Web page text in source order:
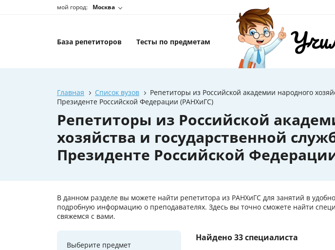
мой город: Москва
База репетиторов Тесты по предметам
Главная Список вузов
Репетиторы из Российской академии народного
Президенте Российской Федерации (РАНХиГС)
Репетиторы из Российской
хозяйства и государственной
Президенте Российской
В данном разделе вы можете найти репетитора из РАНХиГС для занятий в
подробную информацию о преподавателях. Здесь вы точно сможете найти
свяжемся с вами.
Выберите предмет
Найдено33 специалиста